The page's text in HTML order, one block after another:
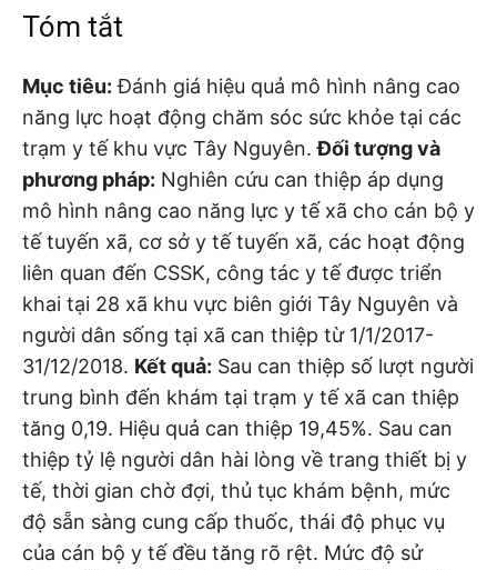
Tóm tắt
Mục tiêu: Đánh giá hiệu quả mô hình nâng cao
năng lực hoạt động chăm sóc sức khỏe tại các
trạm y tế khu vực Tây Nguyên.Đối tượng và
phương pháp: Nghiên cứu can thiệp áp dụng
mô hình nâng cao năng lực y tế xã cho cán bộ y
tế tuyến xã, cơ sở y tế tuyến xã, các hoạt động
liên quan đến CSSK, công tác y tế được triển
khai tại 28 xã khu vực biên giới Tây Nguyên và
người dân sống tại xã can thiệp từ 1/1/2017-
31/12/2018. Kết quả: Sau can thiệp số lượt người
trung bình đến khám tại trạm y tế xã can thiệp
tăng 0,19. Hiệu quả can thiệp 19,45%. Sau can
thiệp tỷ lệ người dân hài lòng về trang thiết bị y
tế, thời gian chờ đợi, thủ tục khám bệnh, mức
độ sẵn sàng cung cấp thuốc, thái độ phục vụ
của cán bộ y tế đều tăng rõ rệt. Mức độ sử